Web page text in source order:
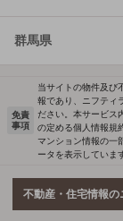
群馬県
免責
事項
当サイトの物件及び
報であり、ニフティ
ださい。本サービス
の定める個人情報規
マンション情報の一
ータを表示していま
不動産・住宅情報の